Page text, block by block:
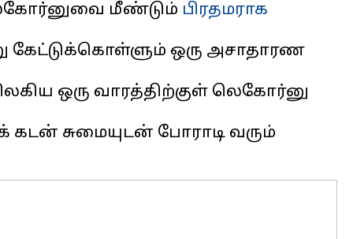
மீண்டும் பிரதமராக
கேட்டுக்கொள்ளும் ஒரு அசாதாரண
ஒரு வாரத்திற்குள் லெகோர்னு
கடன் சுமையுடன் போராடி வரும்